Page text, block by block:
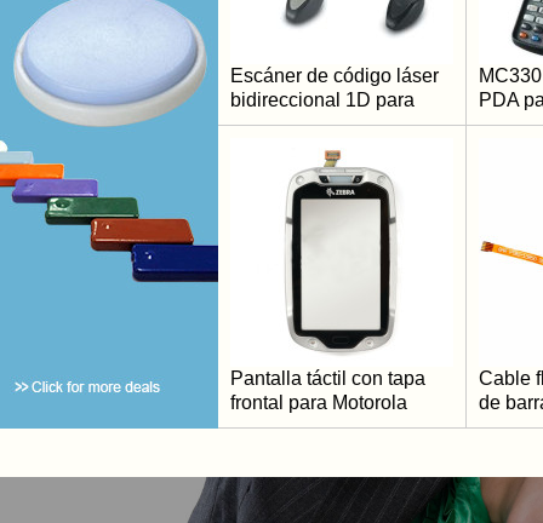
Escáner de código láser
bidireccional 1D para
computadora de mano de
propósito general Symbol
LS2208
PDA
IP54
Pantalla táctil con tapa
frontal para Motorola
Symbol Zebra TC8000
Cable
de